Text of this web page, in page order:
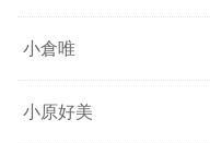
小倉唯
小原好美